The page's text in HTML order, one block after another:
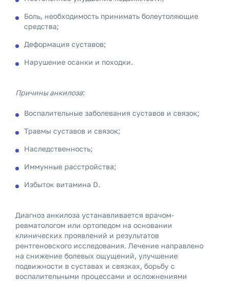
Боль, необходимость принимать болеутоляющие
средства;
Деформация суставов;
Нарушение осанки и походки.
Причины анкилоза:
Воспалительные заболевания суставов и связок;
Травмы суставов и связок;
Наследственность;
Иммунные расстройства;
Избыток витамина D.
Диагноз анкилоза устанавливается врачом-
ревматологом или ортопедом на основании
клинических проявлений и результатов
рентгеновского исследования. Лечение направлено
на снижение болевых ощущений, улучшение
подвижности в суставах и связках, борьбу с
воспалительными процессами и осложнениями